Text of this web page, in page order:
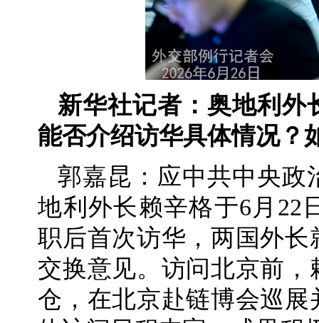
新华社记者：奥地利外
能否介绍访华具体情况？
郭嘉昆：应中共中央政
地利外长赖辛格于6月22
职后首次访华，两国外
交换意见。访问北京前
仓，在北京赴链博会巡